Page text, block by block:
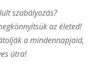
szabályozás?
az életed!
a mindennapjaid,
útra!